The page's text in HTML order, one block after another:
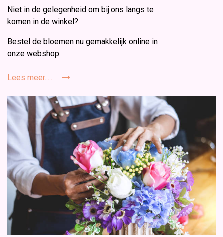
Niet in de gelegenheid om bij ons langs te
komen in de winkel?
Bestel de bloemen nu gemakkelijk online in
onze webshop.
Lees meer.....